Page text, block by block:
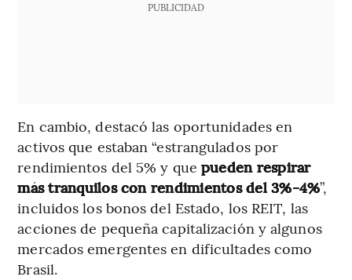
PUBLICIDAD
En cambio, destacó las oportunidades en
activos que estaban “estrangulados por
rendimientos del 5% y que pueden respirar
más tranquilos con rendimientos del 3%-4%”,
incluidos los bonos del Estado, los REIT, las
acciones de pequeña capitalización y algunos
mercados emergentes en dificultades como
Brasil.